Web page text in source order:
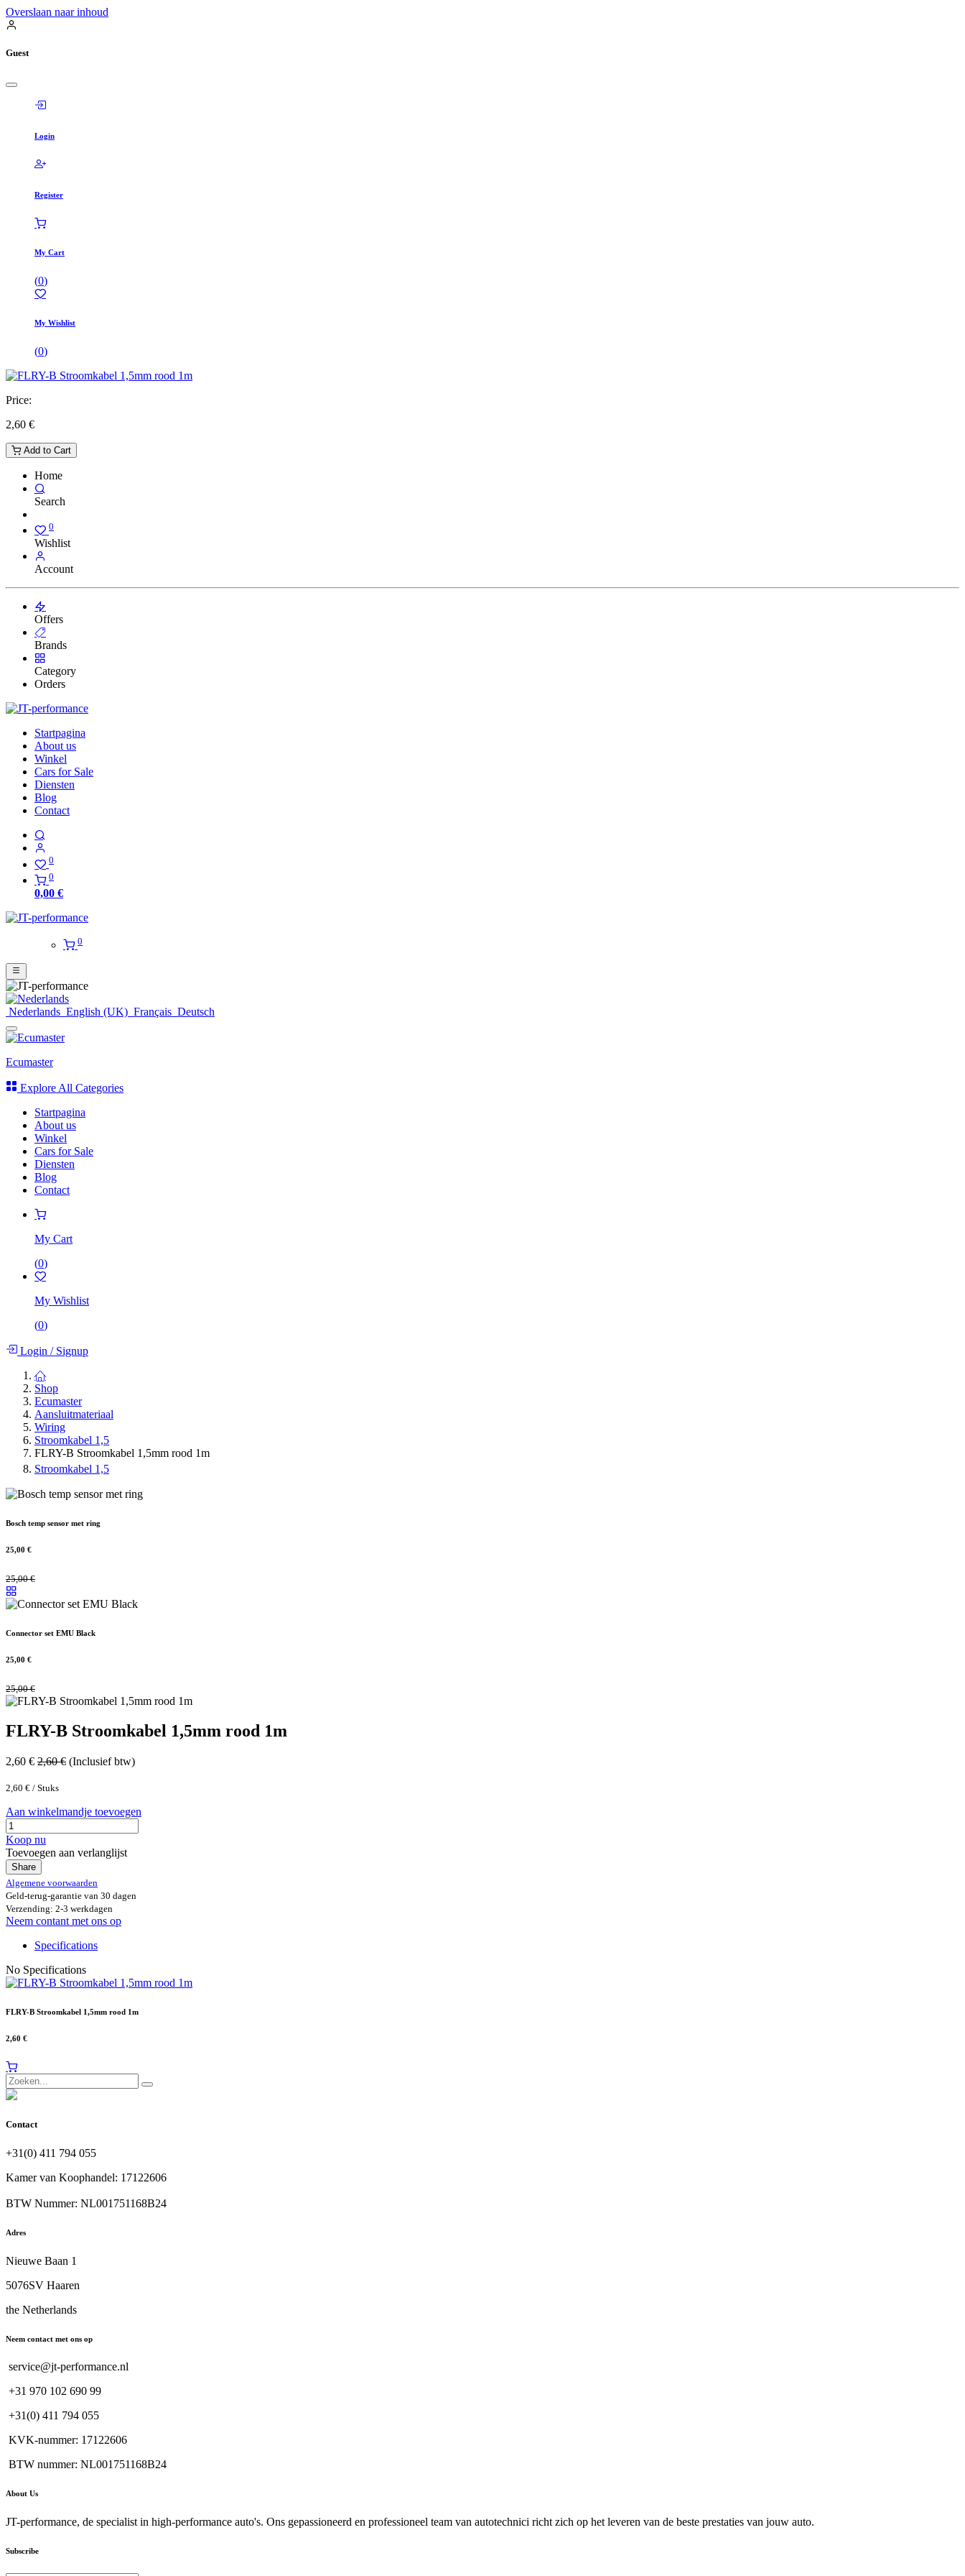
Overslaan naar inhoud
Guest
Login
Register
My Cart
(0)
My Wishlist
(0)
Price:
2,60 €
Add to Cart
Home
Search
0
Wishlist
Account
Offers
Brands
Category
Orders
Startpagina
About us
Winkel
Cars for Sale
Diensten
Blog
Contact
0
0
0,00 €
0
Nederlands English (UK) Français Deutsch
Ecumaster
Explore All Categories
Startpagina
About us
Winkel
Cars for Sale
Diensten
Blog
Contact
My Cart
(0)
My Wishlist
(0)
Login /Signup
Shop
Ecumaster
Aansluitmateriaal
Wiring
Stroomkabel 1,5
FLRY-B Stroomkabel 1,5mm rood 1m
Stroomkabel 1,5
Bosch temp sensor met ring
25,00 €
25,00€
Connector set EMU Black
25,00 €
25,00€
FLRY-B Stroomkabel 1,5mm rood 1m
2,60 € 2,60€ (Inclusief btw)
2,60 € / Stuks
Aan winkelmandje toevoegen
Koop nu
Toevoegen aan verlanglijst
Share
Algemene voorwaarden
Geld-terug-garantie van 30 dagen
Verzending: 2-3 werkdagen
Neem contant met ons op
Specifications
No Specifications
FLRY-B Stroomkabel 1,5mm rood 1m
2,60 €
Contact
+31(0) 411 794 055
Kamer van Koophandel: 17122606
BTW Nummer: NL001751168B24
Adres
Nieuwe Baan 1
5076SV Haaren
the Netherlands
Neem contact met ons op
service@jt-performance.nl
+31 970 102 690 99
+31(0) 411 794 055
KVK-nummer: 17122606
BTW nummer: NL001751168B24
About Us
JT-performance, de specialist in high-performance auto's. Ons gepassioneerd en professioneel team van autotechnici richt zich op het leveren van de beste prestaties van jouw auto.
Subscribe